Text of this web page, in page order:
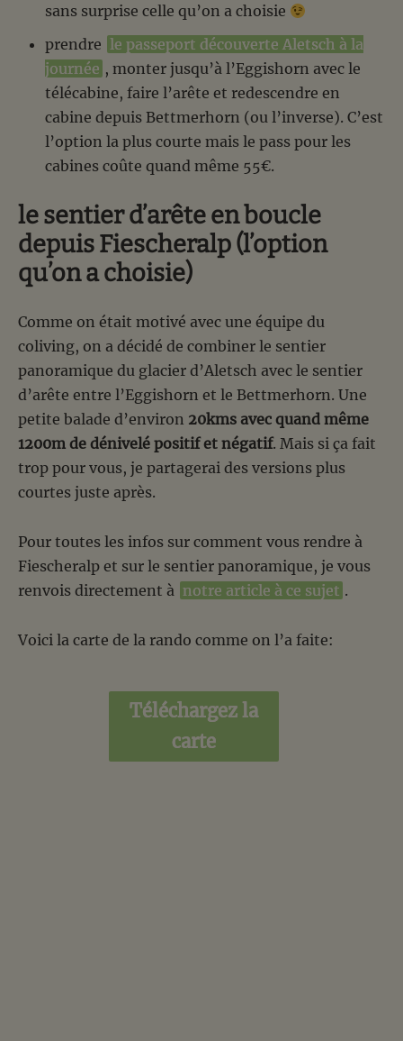
sans surprise celle qu’on a choisie
prendre le passeport découverte Aletsch à la
journée , monter jusqu’à l’Eggishorn avec le
télécabine, faire l’arête et redescendre en
cabine depuis Bettmerhorn (ou l’inverse). C’est
l’option la plus courte mais le pass pour les
cabines coûte quand même 55€.
le sentier d’arête en boucle
depuis Fiescheralp (l’option
qu’on a choisie)
Comme on était motivé avec une équipe du
coliving, on a décidé de combiner le sentier
panoramique du glacier d’Aletsch avec le sentier
d’arête entre l’Eggishorn et le Bettmerhorn. Une
petite balade d’environ 20kms avec quand même
1200m de dénivelé positif et négatif. Mais si ça fait
trop pour vous, je partagerai des versions plus
courtes juste après.
Pour toutes les infos sur comment vous rendre à
Fiescheralp et sur le sentier panoramique, je vous
renvois directement à notre article à ce sujet .
Voici la carte de la rando comme on l’a faite:
Téléchargez la
carte